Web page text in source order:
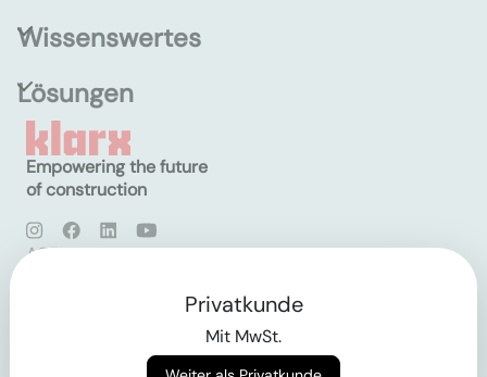
Wissenswertes
Lösungen
Empowering the future
of construction
AGB
Privatkunde
Mit MwSt.